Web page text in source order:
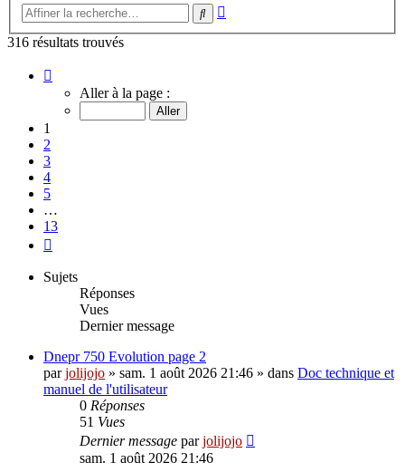
Rechercher
316 résultats trouvés
sur
Aller à la page :
1
2
3
4
5
…
13
Sujets
Réponses
Vues
Dernier message
Dnepr 750 Evolution page 2
parjolijojo » sam. 1 août 2026 21:46 » dans Doc technique et
manuel de l'utilisateur
0 Réponses
51 Vues
Dernier message parjolijojo
sam. 1 août 2026 21:46